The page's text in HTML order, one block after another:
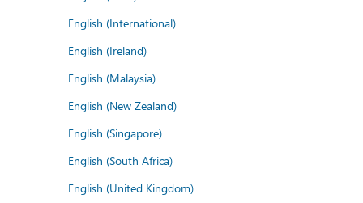
English (International)
English (Ireland)
English (Malaysia)
English (New Zealand)
English (Singapore)
English (South Africa)
English (United Kingdom)